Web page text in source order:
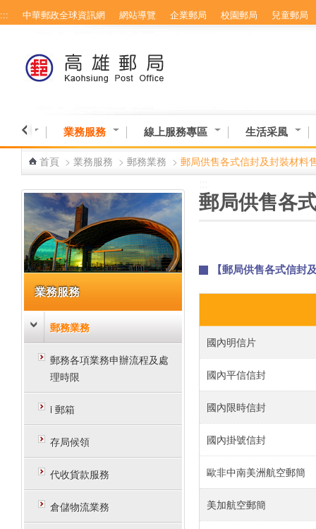
跳到主要內容區塊
::: 中華郵政全球資訊網 網站導覽 企業郵局 校園郵局 兒童郵局
資訊 業務服務 線上服務專區 生活采風
首頁 > 業務服務 > 郵務業務 > 郵局供售各式信封及封裝材料
業務服務
郵務業務
郵務各項業務申辦流程及處
理時限
i 郵箱
存局候領
代收貨款服務
倉儲物流業務
郵局供售各
【郵局供售各式信封
國內明信片
國內平信信封
國內限時信封
國內掛號信封
歐非中南美洲航空郵簡
美加航空郵簡